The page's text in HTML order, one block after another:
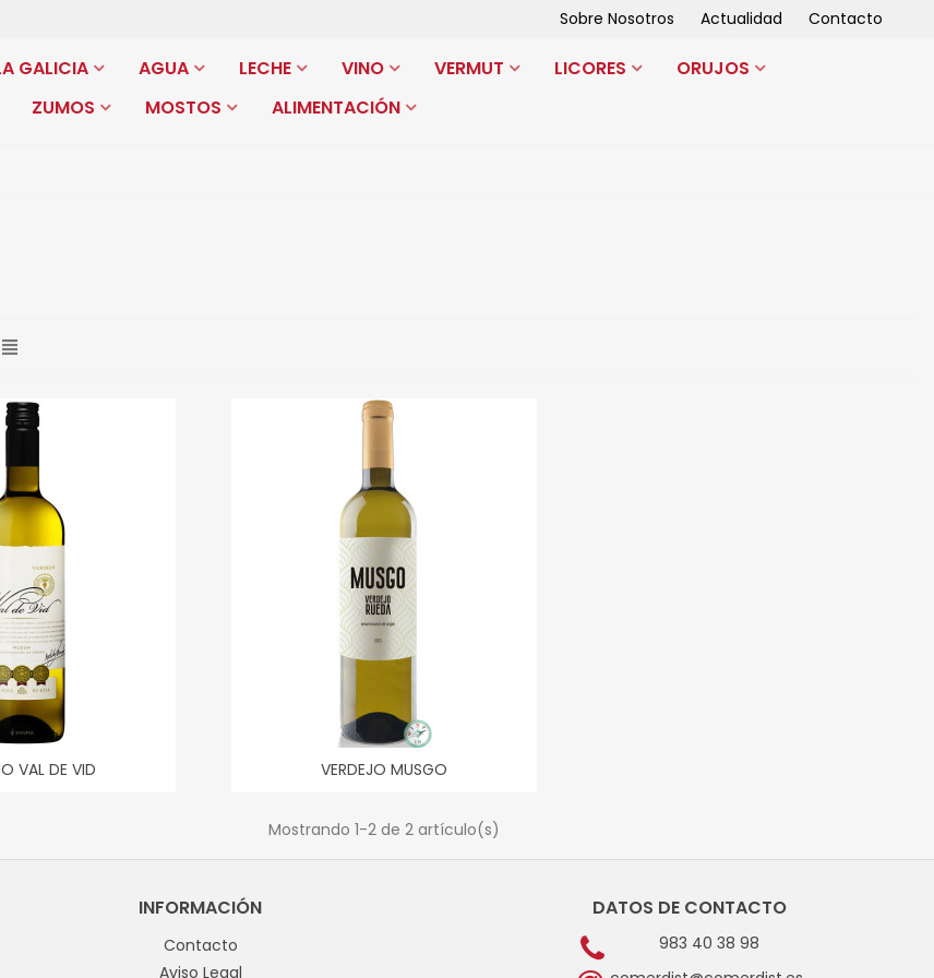
Sobre Nosotros Actualidad Contacto
GALICIA AGUA LECHE VINO VERMUT LICORES
ORUJOS
ZUMOS MOSTOS ALIMENTACIÓN
VAL DE VID VERDEJO MUSGO
Mostrando 1-2 de 2 artículo(s)
INFORMACIÓN
Contacto
Aviso Legal
DATOS DE CONTACTO
983 40 38 98